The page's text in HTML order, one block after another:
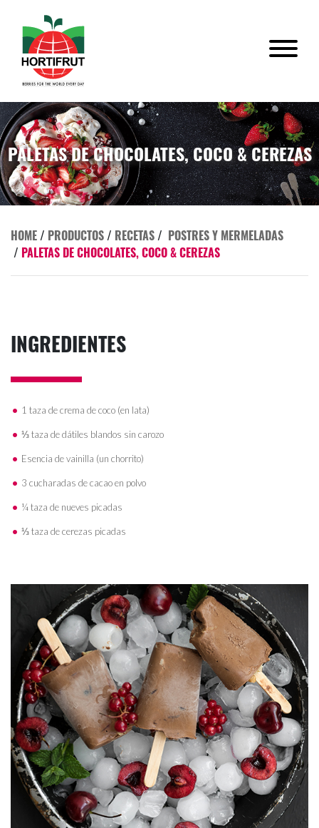
PALETAS DE CHOCOLATES, COCO & CEREZAS
HOME/ PRODUCTOS/ RECETAS/ POSTRES Y MERMELADAS
/ PALETAS DE CHOCOLATES, COCO & CEREZAS
INGREDIENTES
1 taza de crema de coco (en lata)
⅓ taza de dátiles blandos sin carozo
Esencia de vainilla (un chorrito)
3 cucharadas de cacao en polvo
¼ taza de nueves picadas
⅓ taza de cerezas picadas